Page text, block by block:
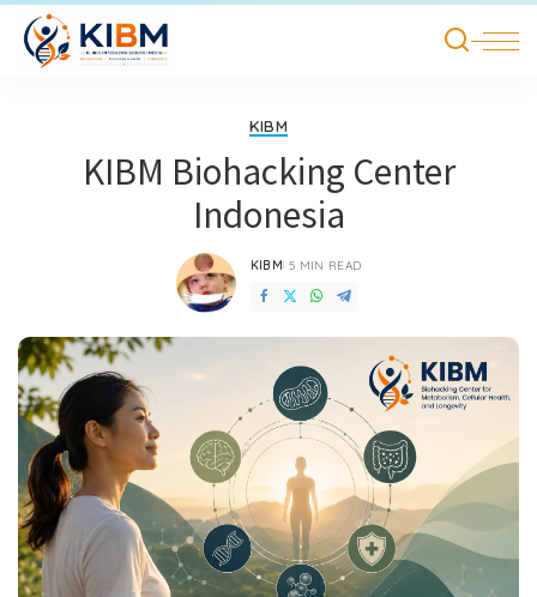
KIBM
KIBM Biohacking Center
Indonesia
POSTED
BY
KIBM 5 MIN READ